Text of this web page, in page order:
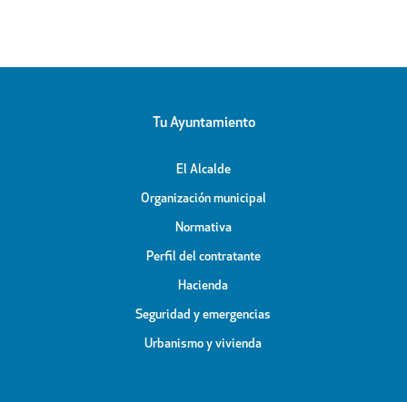
Tu Ayuntamiento
El Alcalde
Organización municipal
Normativa
Perfil del contratante
Hacienda
Seguridad y emergencias
Urbanismo y vivienda